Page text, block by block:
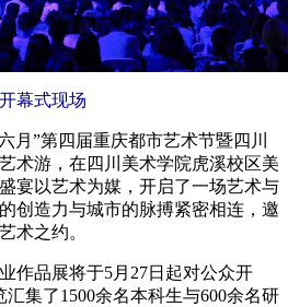
开幕式现场
”第四届重庆都市艺术节暨四川
术游，在四川美术学院虎溪校区美
宴以艺术为媒，开启了一场艺术与
创造力与城市的脉搏紧密相连，邀
术之约。
品展将于5月27日起对公众开
集了1500余名本科生与600余名研